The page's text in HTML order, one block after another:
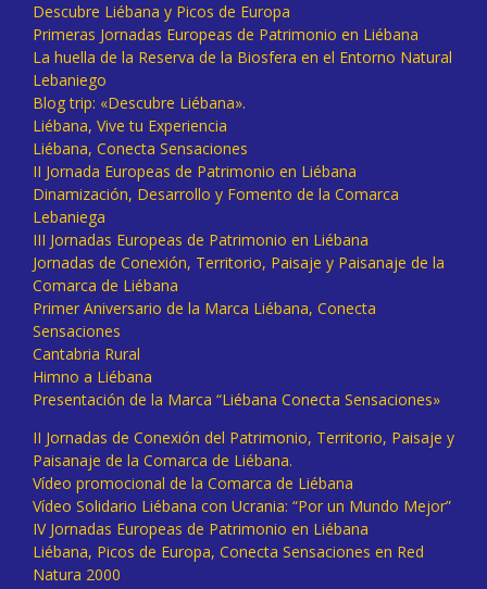
Descubre Liébana y Picos de Europa
Primeras Jornadas Europeas de Patrimonio en Liébana
La huella de la Reserva de la Biosfera en el Entorno Natural
Lebaniego
Blog trip: «Descubre Liébana».
Liébana, Vive tu Experiencia
Liébana, Conecta Sensaciones
II Jornada Europeas de Patrimonio en Liébana
Dinamización, Desarrollo y Fomento de la Comarca
Lebaniega
III Jornadas Europeas de Patrimonio en Liébana
Jornadas de Conexión, Territorio, Paisaje y Paisanaje de la
Comarca de Liébana
Primer Aniversario de la Marca Liébana, Conecta
Sensaciones
Cantabria Rural
Himno a Liébana
Presentación de la Marca “Liébana Conecta Sensaciones»
II Jornadas de Conexión del Patrimonio, Territorio, Paisaje y
Paisanaje de la Comarca de Liébana.
Vídeo promocional de la Comarca de Liébana
Vídeo Solidario Liébana con Ucrania: “Por un Mundo Mejor”
IV Jornadas Europeas de Patrimonio en Liébana
Liébana, Picos de Europa, Conecta Sensaciones en Red
Natura 2000